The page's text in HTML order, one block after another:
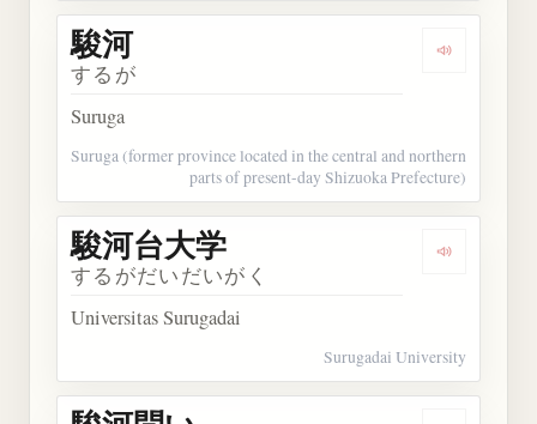
Dengarkan
駿河
するが
Suruga
Suruga (former province located in the central and northern
parts of present-day Shizuoka Prefecture)
Dengarkan
駿河台大学
するがだいだいがく
Universitas Surugadai
Surugadai University